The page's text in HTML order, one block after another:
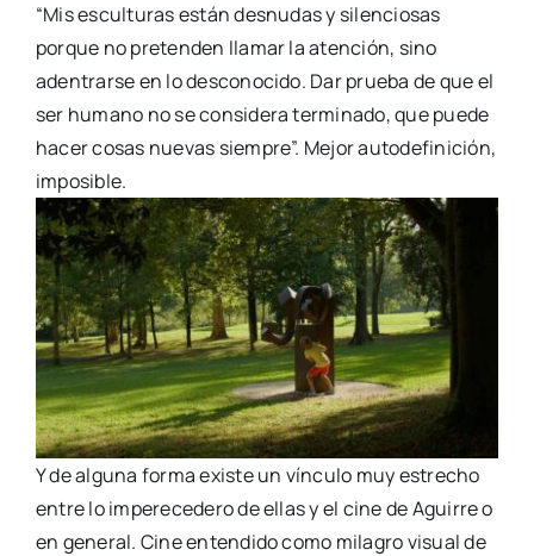
“Mis esculturas están desnudas y silenciosas
porque no pretenden llamar la atención, sino
adentrarse en lo desconocido. Dar prueba de que el
ser humano no se considera terminado, que puede
hacer cosas nuevas siempre”. Mejor autodefinición,
imposible.
Y de alguna forma existe un vínculo muy estrecho
entre lo imperecedero de ellas y el cine de Aguirre o
en general. Cine entendido como milagro visual de